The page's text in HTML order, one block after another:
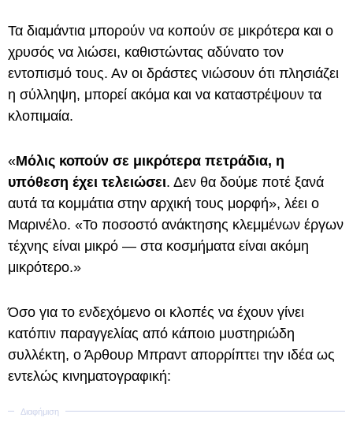
Τα διαμάντια μπορούν να κοπούν σε μικρότερα και ο
χρυσός να λιώσει, καθιστώντας αδύνατο τον
εντοπισμό τους. Αν οι δράστες νιώσουν ότι πλησιάζει
η σύλληψη, μπορεί ακόμα και να καταστρέψουν τα
κλοπιμαία.
«Μόλις κοπούν σε μικρότερα πετράδια, η
υπόθεση έχει τελειώσει. Δεν θα δούμε ποτέ ξανά
αυτά τα κομμάτια στην αρχική τους μορφή», λέει ο
Μαρινέλο. «Το ποσοστό ανάκτησης κλεμμένων έργων
τέχνης είναι μικρό — στα κοσμήματα είναι ακόμη
μικρότερο.»
Όσο για το ενδεχόμενο οι κλοπές να έχουν γίνει
κατόπιν παραγγελίας από κάποιο μυστηριώδη
συλλέκτη, ο Άρθουρ Μπραντ απορρίπτει την ιδέα ως
εντελώς κινηματογραφική: